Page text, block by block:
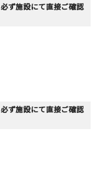
ず施設にて直接ご確認
ず施設にて直接ご確認